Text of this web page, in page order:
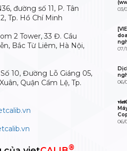
đường số 11, P. Tân
Tp. Hồ Chí Minh
2 Tower, 33 Đ. Cầu
Bắc Từ Liêm, Hà Nội,
Số 10, Đường Lỗ Giáng 05,
Quận Cẩm Lệ, Tp.
®
03/
07/
06/
06/